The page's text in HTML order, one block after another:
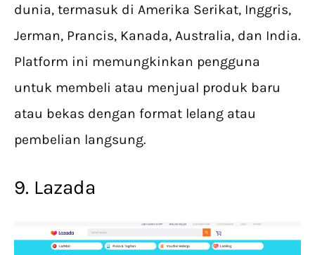
dunia, termasuk di Amerika Serikat, Inggris,
Jerman, Prancis, Kanada, Australia, dan India.
Platform ini memungkinkan pengguna
untuk membeli atau menjual produk baru
atau bekas dengan format lelang atau
pembelian langsung.
9. Lazada